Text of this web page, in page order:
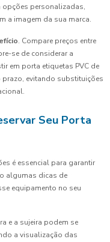
personalizadas,
a imagem da sua marca.
. Compare preços entre
se de considerar a
em porta etiquetas PVC de
evitando substituições
Seu Porta
é essencial para garantir
algumas dicas de
equipamento no seu
e a sujeira podem se
a visualização das